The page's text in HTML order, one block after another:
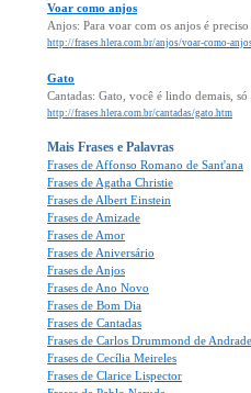
Voar como anjos
Anjos: Para voar com os anjos é
http://frases.hlera.com.br/anjos/voar-como-
Gato
Cantadas: Gato, você é lindo demais,
http://frases.hlera.com.br/cantadas/gato.htm
Mais Frases e Palavras
Frases de Affonso Romano de Sant'ana
Frases de Agatha Christie
Frases de Albert Einstein
Frases de Amizade
Frases de Amor
Frases de Aniversário
Frases de Anjos
Frases de Ano Novo
Frases de Bom Dia
Frases de Cantadas
Frases de Carlos Drummond de Andrade
Frases de Cecília Meireles
Frases de Clarice Lispector